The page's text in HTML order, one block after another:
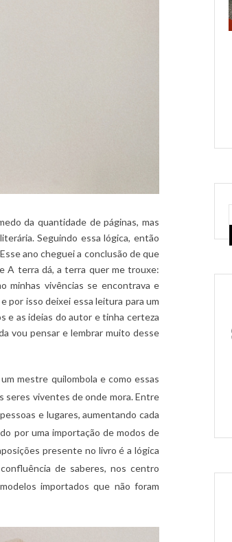
da quantidade de páginas, mas
Seguindo essa lógica, então
ano cheguei a conclusão de que
A terra dá, a terra quer me trouxe:
minhas vivências se encontrava e
por isso deixei essa leitura para um
e as ideias do autor e tinha certeza
vou pensar e lembrar muito desse
mestre quilombola e como essas
seres viventes de onde mora. Entre
e lugares, aumentando cada
por uma importação de modos de
presente no livro é a lógica
de saberes, nos centro
importados que não foram